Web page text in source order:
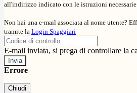
all'indirizzo indicato con le istruzioni
Non hai una e-mail associata al nome utente?
tramite la Login Spaggiari
E-mail inviata, si prega di controllare la
Errore
Chiudi